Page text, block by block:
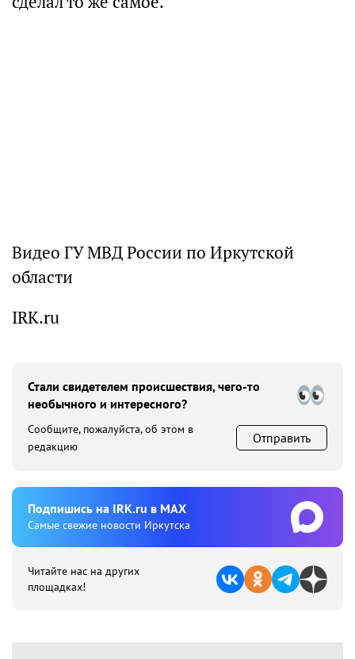
Видео ГУ МВД России по Иркутской
области
IRK.ru
Стали свидетелем происшествия, чего-то
необычного и интересного?
Сообщите, пожалуйста, об этом в
редакцию
Отправить
Подпишиcь на IRK.ru в MAX
Cамые свежие новости Иркутска
Читайте нас на других
площадках!